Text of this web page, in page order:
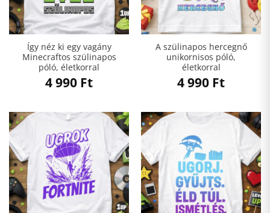
Így néz ki egy vagány
Minecraftos szülinapos
póló, életkorral
4 990 Ft
A szülinapos hercegnő
unikornisos póló,
életkorral
4 990 Ft